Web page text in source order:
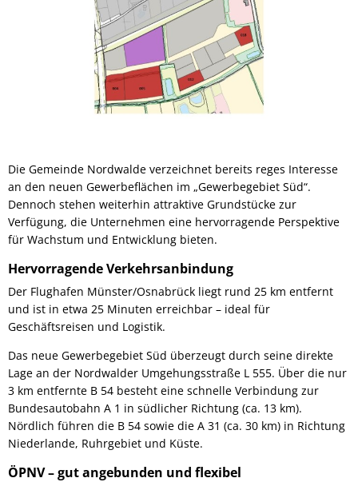
Die Gemeinde Nordwalde verzeichnet bereits reges Interesse
an den neuen Gewerbeflächen im „Gewerbegebiet Süd“.
Dennoch stehen weiterhin attraktive Grundstücke zur
Verfügung, die Unternehmen eine hervorragende Perspektive
für Wachstum und Entwicklung bieten.
Hervorragende Verkehrsanbindung
Der Flughafen Münster/Osnabrück liegt rund 25 km entfernt
und ist in etwa 25 Minuten erreichbar – ideal für
Geschäftsreisen und Logistik.
Das neue Gewerbegebiet Süd überzeugt durch seine direkte
Lage an der Nordwalder Umgehungsstraße L 555. Über die nur
3 km entfernte B 54 besteht eine schnelle Verbindung zur
Bundesautobahn A 1 in südlicher Richtung (ca. 13 km).
Nördlich führen die B 54 sowie die A 31 (ca. 30 km) in Richtung
Niederlande, Ruhrgebiet und Küste.
ÖPNV – gut angebunden und flexibel